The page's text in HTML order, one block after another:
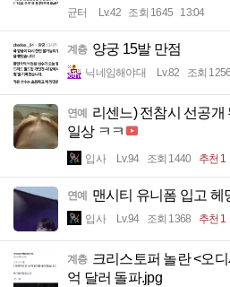
균터 Lv.42 조회 1645 13:04
계층 양궁 15발 만점
닉네임해야대 Lv.82 조회 1256
연예
리센느) 전참시 선공개
일상 ㅋㅋ
입사 Lv.94 조회 1440 추천 1
연예 맨시티 유니폼 입고 헤
입사 Lv.94 조회 1368 추천 1
계층 크리스토퍼 놀란 <오
억 달러 돌파.jpg